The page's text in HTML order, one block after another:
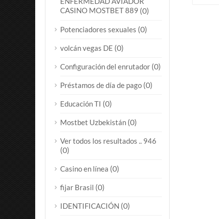
CASINO MOSTBET 889 (0)
Potenciadores sexuales (0)
volcán vegas DE (0)
Configuración del enrutador (0)
Préstamos de día de pago (0)
Educación TI (0)
Mostbet Uzbekistán (0)
Ver todos los resultados .. 946
(0)
Casino en línea (0)
fijar Brasil (0)
IDENTIFICACIÓN (0)